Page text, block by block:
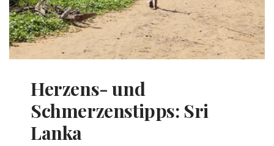
Herzens- und
Schmerzenstipps: Sri
Lanka